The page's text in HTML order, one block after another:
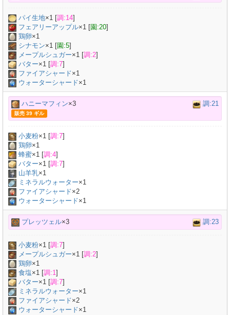
パイ生地×1 [調:14]
フェアリーアップル×1 [園:20]
鶏卵×1
シナモン×1 [園:5]
メープルシュガー×1 [調:2]
バター×1 [調:7]
ファイアシャード×1
ウォーターシャード×1
ハニーマフィン×3 調:21
販売 39 ギル
小麦粉×1 [調:7]
鶏卵×1
蜂蜜×1 [調:4]
バター×1 [調:7]
山羊乳×1
ミネラルウォーター×1
ファイアシャード×2
ウォーターシャード×1
プレッツェル×3 調:23
小麦粉×1 [調:7]
メープルシュガー×1 [調:2]
鶏卵×1
食塩×1 [調:1]
バター×1 [調:7]
ミネラルウォーター×1
ファイアシャード×2
ウォーターシャード×1